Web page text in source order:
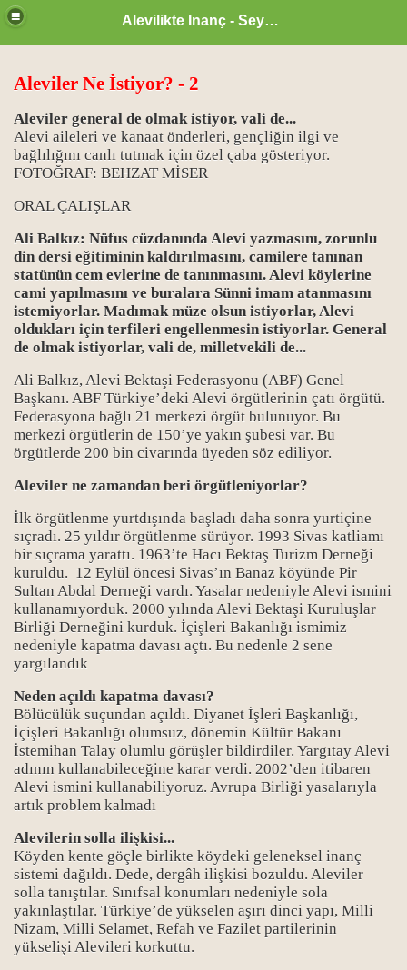
Alevilikte Inanç - Seyyid Hakkı
Aleviler Ne İstiyor? - 2
Aleviler general de olmak istiyor, vali de...
Alevi aileleri ve kanaat önderleri, gençliğin ilgi ve
bağlılığını canlı tutmak için özel çaba gösteriyor.
FOTOĞRAF: BEHZAT MİSER
ORAL ÇALIŞLAR
Ali Balkız: Nüfus cüzdanında Alevi yazmasını, zorunlu
din dersi eğitiminin kaldırılmasını, camilere tanınan
statünün cem evlerine de tanınmasını. Alevi köylerine
cami yapılmasını ve buralara Sünni imam atanmasını
istemiyorlar. Madımak müze olsun istiyorlar, Alevi
oldukları için terfileri engellenmesin istiyorlar. General
de olmak istiyorlar, vali de, milletvekili de...
Ali Balkız, Alevi Bektaşi Federasyonu (ABF) Genel
Başkanı. ABF Türkiye’deki Alevi örgütlerinin çatı örgütü.
Federasyona bağlı 21 merkezi örgüt bulunuyor. Bu
merkezi örgütlerin de 150’ye yakın şubesi var. Bu
örgütlerde 200 bin civarında üyeden söz ediliyor.
Aleviler ne zamandan beri örgütleniyorlar?
İlk örgütlenme yurtdışında başladı daha sonra yurtiçine
sıçradı. 25 yıldır örgütlenme sürüyor. 1993 Sivas katliamı
bir sıçrama yarattı. 1963’te Hacı Bektaş Turizm Derneği
kuruldu. 12 Eylül öncesi Sivas’ın Banaz köyünde Pir
Sultan Abdal Derneği vardı. Yasalar nedeniyle Alevi ismini
kullanamıyorduk. 2000 yılında Alevi Bektaşi Kuruluşlar
Birliği Derneğini kurduk. İçişleri Bakanlığı ismimiz
nedeniyle kapatma davası açtı. Bu nedenle 2 sene
yargılandık
Neden açıldı kapatma davası?
Bölücülük suçundan açıldı. Diyanet İşleri Başkanlığı,
İçişleri Bakanlığı olumsuz, dönemin Kültür Bakanı
İstemihan Talay olumlu görüşler bildirdiler. Yargıtay Alevi
adının kullanabileceğine karar verdi. 2002’den itibaren
Alevi ismini kullanabiliyoruz. Avrupa Birliği yasalarıyla
artık problem kalmadı
Alevilerin solla ilişkisi...
Köyden kente göçle birlikte köydeki geleneksel inanç
sistemi dağıldı. Dede, dergâh ilişkisi bozuldu. Aleviler
solla tanıştılar. Sınıfsal konumları nedeniyle sola
yakınlaştılar. Türkiye’de yükselen aşırı dinci yapı, Milli
Nizam, Milli Selamet, Refah ve Fazilet partilerinin
yükselişi Alevileri korkuttu.
ayı